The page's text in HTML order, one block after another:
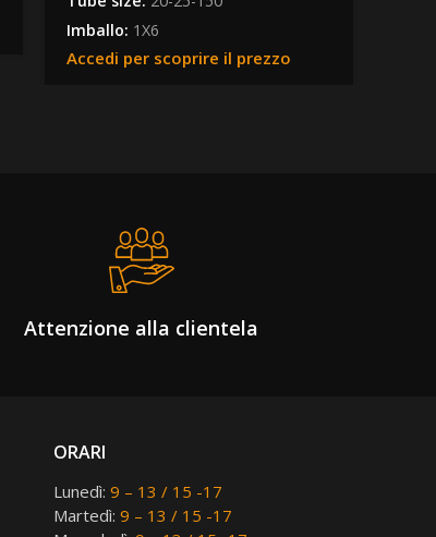
Imballo: 1X6
Accedi per scoprire il prezzo
Attenzione alla clientela
ORARI
Lunedì: 9 – 13 / 15 -17
Martedì: 9 – 13 / 15 -17